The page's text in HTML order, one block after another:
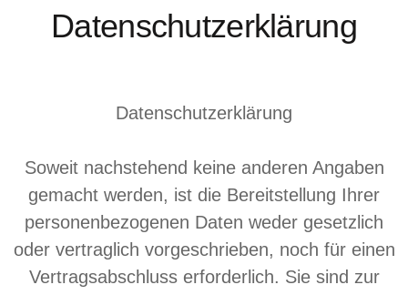
Datenschutzerklärung
Datenschutzerklärung
Soweit nachstehend keine anderen Angaben
gemacht werden, ist die Bereitstellung Ihrer
personenbezogenen Daten weder gesetzlich
oder vertraglich vorgeschrieben, noch für einen
Vertragsabschluss erforderlich. Sie sind zur